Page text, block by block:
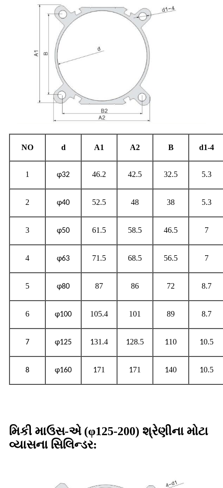
NO d A1 A2 B d1-4
1 φ32 46.2 42.5 32.5 5.3
2 φ40 52.5 48 38 5.3
3 φ50 61.5 58.5 46.5 7
4 φ63 71.5 68.5 56.5 7
5 φ80 87 86 72 8.7
6 φ100 105.4 101 89 8.7
7 φ125 131.4 128.5 110 10.5
8 φ160 171 171 140 10.5
મિકી માઉસ-એ (φ125-200) શ્રેણીના મોટા
વ્યાસના સિલિન્ડર: